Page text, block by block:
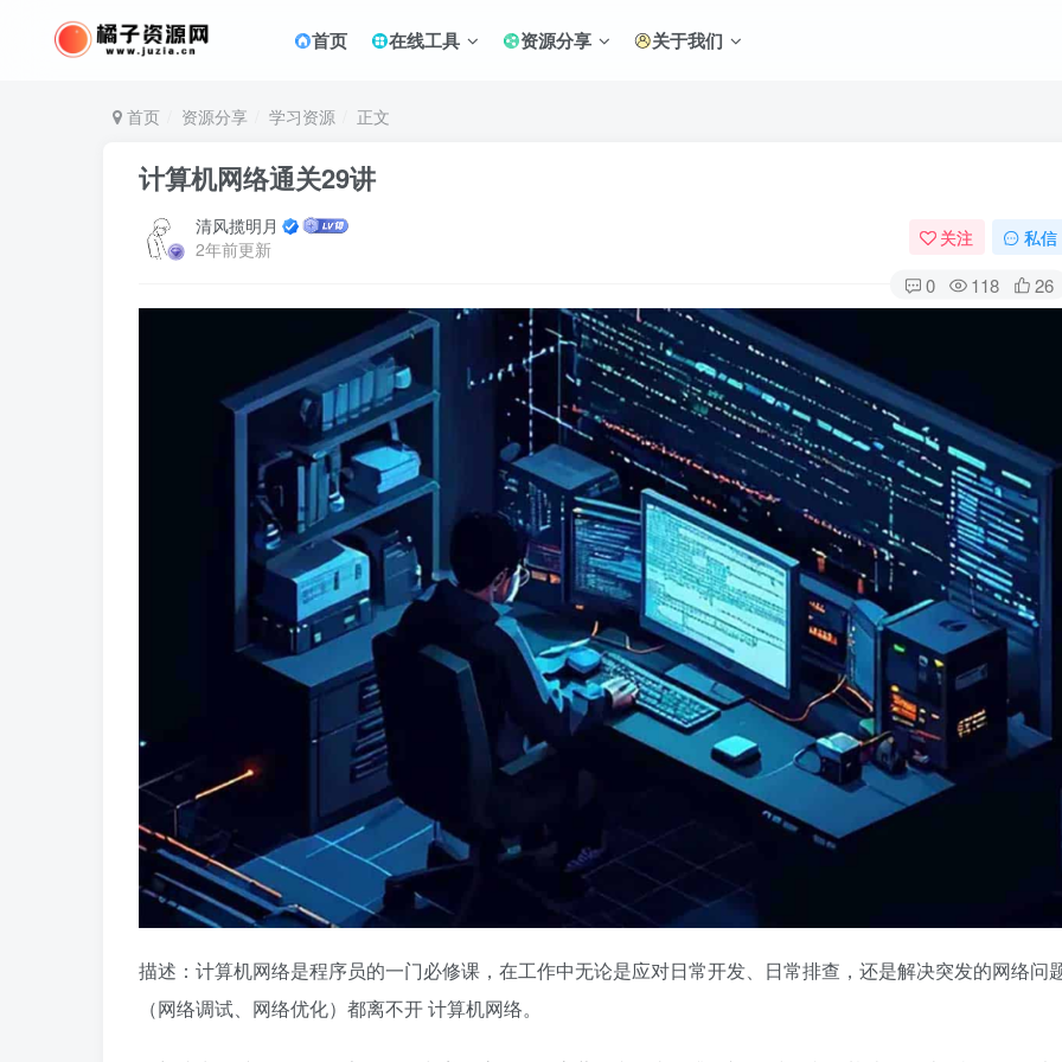
首页 在线工具 资源分享 关于我们
首页 资源分享 学习资源 正文
计算机网络通关29讲
清风揽明月
2年前更新
关注 私信
0 118 26
描述：计算机网络是程序员的一门必修课，在工作中无论是应对日常开发、日常排查，还是解决突发的网络问
（网络调试、网络优化）都离不开 计算机网络。